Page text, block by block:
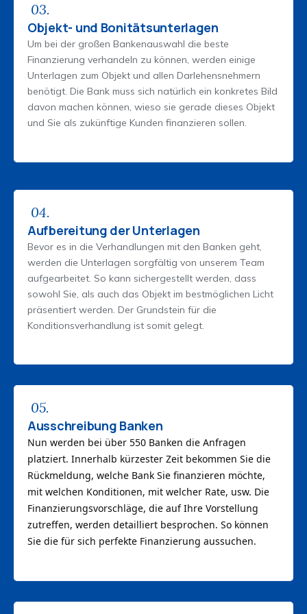
03.
Objekt- und Bonitätsunterlagen
Um bei der großen Bankenauswahl die beste
Finanzierung verhandeln zu können, werden einige
Unterlagen zum Objekt und allen Darlehensnehmern
benötigt. Die Bank muss sich natürlich ein konkretes Bild
davon machen können, wieso sie gerade dieses Objekt
und Sie als zukünftige Kunden finanzieren sollen.
04.
Aufbereitung der Unterlagen
Bevor es in die Verhandlungen mit den Banken geht,
werden die Unterlagen sorgfältig von unserem Team
aufgearbeitet. So kann sichergestellt werden, dass
sowohl Sie, als auch das Objekt im bestmöglichen Licht
präsentiert werden. Der Grundstein für die
Konditionsverhandlung ist somit gelegt.
05.
Ausschreibung Banken
Nun werden bei über 550 Banken die Anfragen
platziert. Innerhalb kürzester Zeit bekommen Sie die
Rückmeldung, welche Bank Sie finanzieren möchte,
mit welchen Konditionen, mit welcher Rate, usw. Die
Finanzierungsvorschläge, die auf Ihre Vorstellung
zutreffen, werden detailliert besprochen. So können
Sie die für sich perfekte Finanzierung aussuchen.